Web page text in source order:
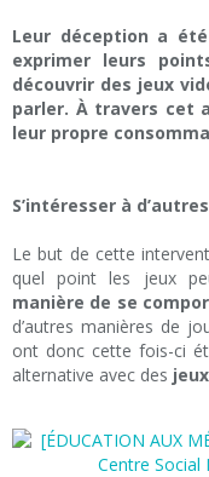
Leur déception a
exprimer leurs
découvrir des jeux
parler. À travers cet
leur propre
S’intéresser à
Le but de cette
quel point les jeux
manière de se
d’autres manières de
ont donc cette fois-ci
alternative avec des